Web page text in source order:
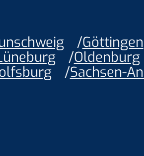
Göttingen
Oldenburg
Sachsen-